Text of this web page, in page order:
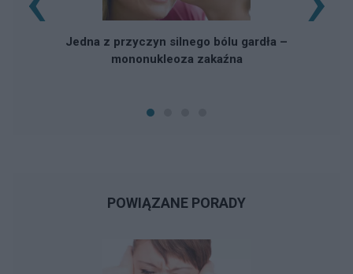
Jedna z przyczyn silnego bólu gardła –
mononukleoza zakaźna
POWIĄZANE PORADY